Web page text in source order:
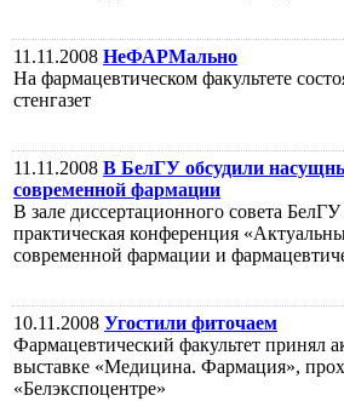
11.11.2008 НеФАРМально
На фармацевтическом факультете
стенгазет
11.11.2008 В БелГУ обсудили
современной фармации
В зале диссертационного совета БелГУ
практическая конференция
современной фармации и
10.11.2008 Угостили фиточаем
Фармацевтический факультет принял
выставке «Медицина. Фармация»,
«Белэкспоцентре»